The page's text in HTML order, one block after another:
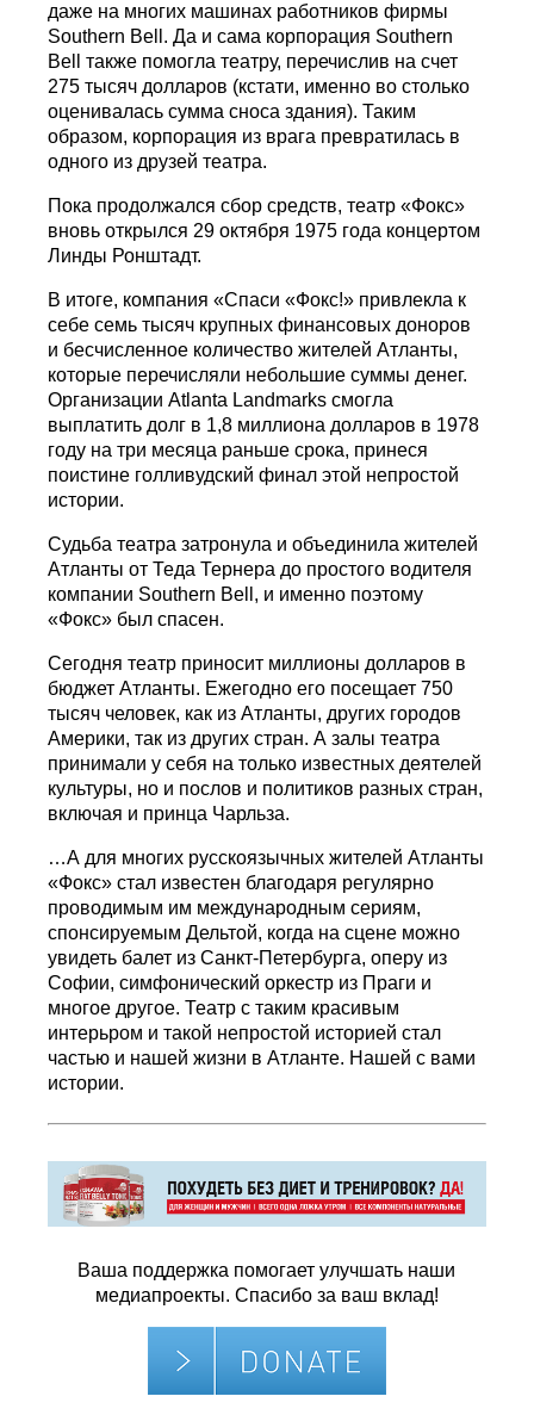
даже на многих машинах работников фирмы
Southern Bell. Да и сама корпорация Southern
Bell также помогла театру, перечислив на счет
275 тысяч долларов (кстати, именно во столько
оценивалась сумма сноса здания). Таким
образом, корпорация из врага превратилась в
одного из друзей театра.
Пока продолжался сбор средств, театр «Фокс»
вновь открылся 29 октября 1975 года концертом
Линды Ронштадт.
В итоге, компания «Спаси «Фокс!» привлекла к
себе семь тысяч крупных финансовых доноров
и бесчисленное количество жителей Атланты,
которые перечисляли небольшие суммы денег.
Организации Atlanta Landmarks смогла
выплатить долг в 1,8 миллиона долларов в 1978
году на три месяца раньше срока, принеся
поистине голливудский финал этой непростой
истории.
Судьба театра затронула и объединила жителей
Атланты от Теда Тернера до простого водителя
компании Southern Bell, и именно поэтому
«Фокс» был спасен.
Сегодня театр приносит миллионы долларов в
бюджет Атланты. Ежегодно его посещает 750
тысяч человек, как из Атланты, других городов
Америки, так из других стран. А залы театра
принимали у себя на только известных деятелей
культуры, но и послов и политиков разных стран,
включая и принца Чарльза.
…А для многих русскоязычных жителей Атланты
«Фокс» стал известен благодаря регулярно
проводимым им международным сериям,
спонсируемым Дельтой, когда на сцене можно
увидеть балет из Санкт-Петербурга, оперу из
Софии, симфонический оркестр из Праги и
многое другое. Театр с таким красивым
интерьром и такой непростой историей стал
частью и нашей жизни в Атланте. Нашей с вами
истории.
Ваша поддержка помогает улучшать наши
медиапроекты. Спасибо за ваш вклад!